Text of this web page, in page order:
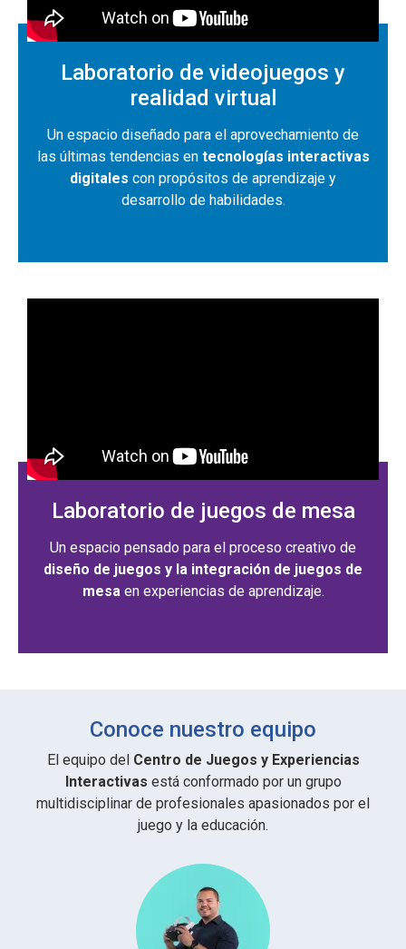
Laboratorio de videojuegos y
realidad virtual
Un espacio diseñado para el aprovechamiento de
las últimas tendencias en tecnologías interactivas
digitales con propósitos de aprendizaje y
desarrollo de habilidades.
Laboratorio de juegos de mesa
Un espacio pensado para el proceso creativo de
diseño de juegos y la integración de juegos de
mesaen experiencias de aprendizaje.
Conoce nuestro equipo
El equipo del Centro de Juegos y Experiencias
Interactivas está conformado por un grupo
multidisciplinar de profesionales apasionados por el
juego y la educación.